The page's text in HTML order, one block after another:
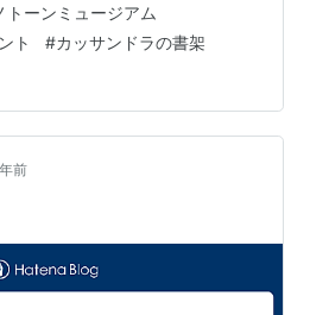
が全て手に入るようになってい
ネットや著者のすがのたすく先
変わる」と発言されており、そ
きく変わったことが伺えます。
郎とシュゾーだ。 「カッサンド
トーンミュージアム
ト #カッサンドラの書架
前